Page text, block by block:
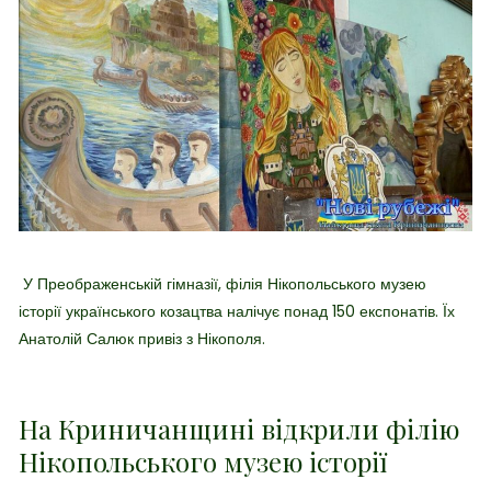
У Преображенській гімназії, філія Нікопольського музею
історії українського козацтва налічує понад 150 експонатів. Їх
Анатолій Салюк привіз з Нікополя.
На Криничанщині відкрили філію
Нікопольського музею історії